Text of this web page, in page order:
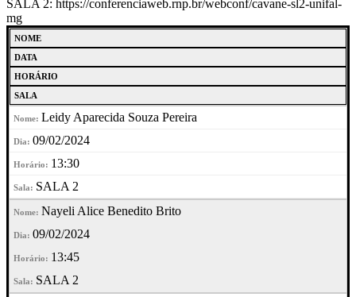
SALA 2: https://conferenciaweb.rnp.br/webconf/cavane-sl2-unifal-
mg
NOME
DATA
HORÁRIO
SALA
Leidy Aparecida Souza Pereira
09/02/2024
13:30
SALA 2
Nayeli Alice Benedito Brito
09/02/2024
13:45
SALA 2